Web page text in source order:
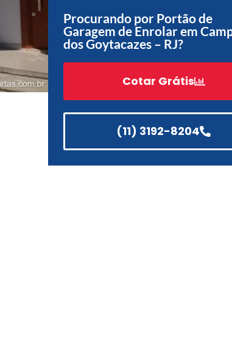
Procurando por Portão de
Garagem de Enrolar em
dos Goytacazes – RJ?
Cotar Grátis
(11) 3192-8204